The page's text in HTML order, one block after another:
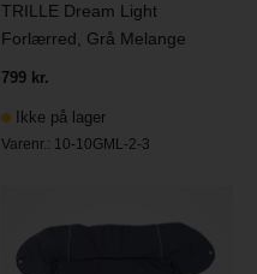
TRILLE Dream Light
Forlærred, Grå Melange
799 kr.
Ikke på lager
Varenr.: 10-10GML-2-3